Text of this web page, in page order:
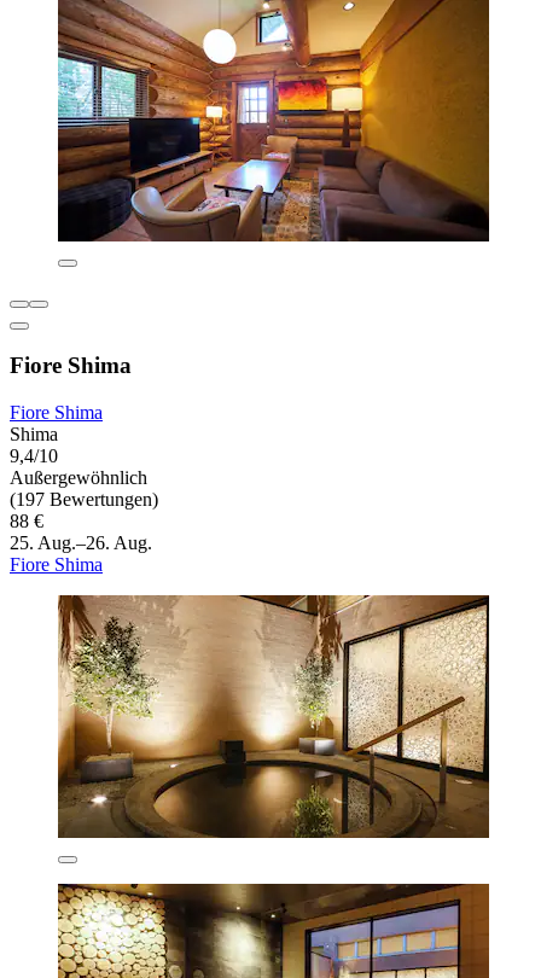
Fiore Shima
Fiore Shima
Shima
9,4/10
Außergewöhnlich
(197 Bewertungen)
88 €
25. Aug.–26. Aug.
Fiore Shima